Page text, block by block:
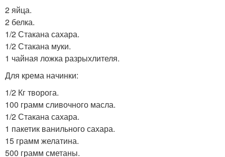
2 яйца.
2 белка.
1/2 Стакана сахара.
1/2 Стакана муки.
1 чайная ложка разрыхлителя.
Для крема начинки:
1/2 Кг творога.
100 грамм сливочного масла.
1/2 Стакана сахара.
1 пакетик ванильного сахара.
15 грамм желатина.
500 грамм сметаны.